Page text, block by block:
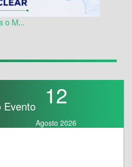
o M...
Evento 12
Agosto 2026